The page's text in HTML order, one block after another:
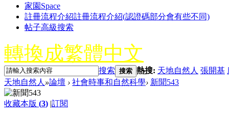
家園 Space
註冊流程介紹註冊流程介紹(認證碼部分會有些不同)
帖子高級搜索
轉換成繁體中文
搜索 搜索 熱搜: 天地自然人 張開基
天地自然人 »論壇 › 社會時事和自然科學› 新聞543
收藏本版 (3) |訂閱